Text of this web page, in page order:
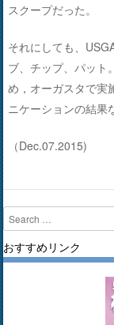
スクープだった。
それにしても、
ブ、チップ、パット
め，オーガスタで実
ニケーションの結果
（Dec.07.2015)
Search
おすすめリンク